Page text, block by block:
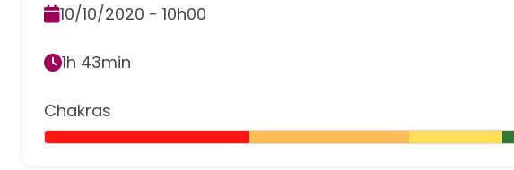
Chakras
10/10/2020 - 10h00
1h 43min